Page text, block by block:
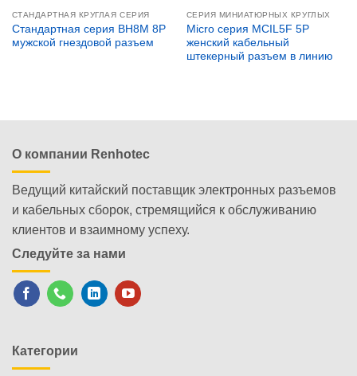
СТАНДАРТНАЯ КРУГЛАЯ СЕРИЯ
Стандартная серия BH8M 8P
мужской гнездовой разъем
СЕРИЯ МИНИАТЮРНЫХ КРУГЛЫХ
Micro серия MCIL5F 5P
женский кабельный
штекерный разъем в линию
О компании Renhotec
Ведущий китайский поставщик электронных разъемов
и кабельных сборок, стремящийся к обслуживанию
клиентов и взаимному успеху.
Следуйте за нами
Категории